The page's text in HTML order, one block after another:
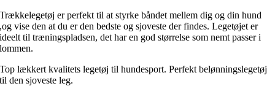
Trækkelegetøj er perfekt til at styrke båndet mellem dig og din hund
,og vise den at du er den bedste og sjoveste der findes. Legetøjet er
ideelt til træningspladsen, det har en god størrelse som nemt passer i
lommen.
Top lækkert kvalitets legetøj til hundesport. Perfekt belønningslegetøj
til den sjoveste leg.